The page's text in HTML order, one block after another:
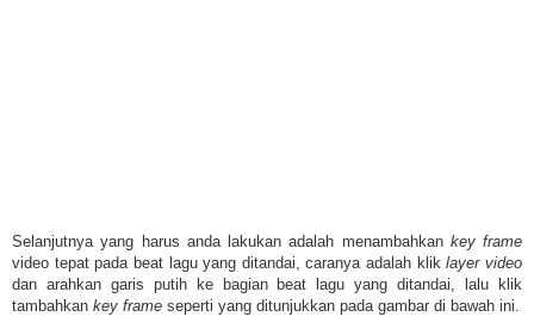
Selanjutnya yang harus anda lakukan adalah menambahkan key frame
video tepat pada beat lagu yang ditandai, caranya adalah kliklayer video
dan arahkan garis putih ke bagian beat lagu yang ditandai, lalu klik
tambahkan key frame seperti yang ditunjukkan pada gambar di bawah ini.